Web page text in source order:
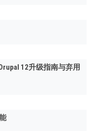
12升级指南与弃用